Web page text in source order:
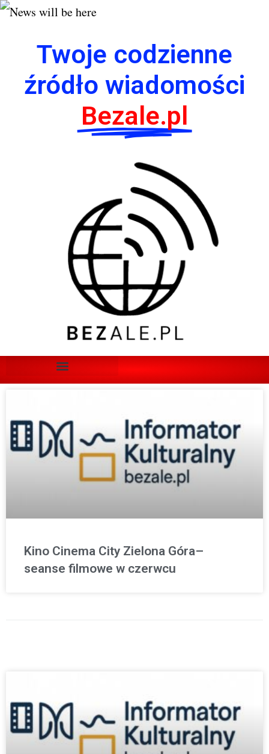
Twoje codzienne
źródło wiadomości
Bezale.pl
Kino Cinema City Zielona Góra–
seanse filmowe w czerwcu